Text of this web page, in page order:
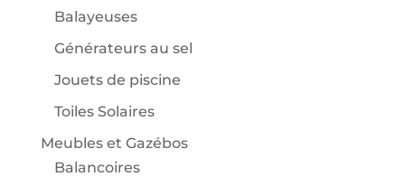
Balayeuses
Générateurs au sel
Jouets de piscine
Toiles Solaires
Meubles et Gazébos
Balancoires